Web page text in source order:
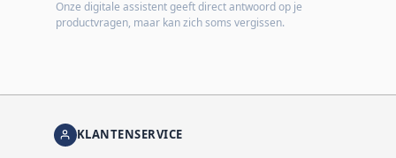
Onze digitale assistent geeft direct antwoord op je
productvragen, maar kan zich soms vergissen.
KLANTENSERVICE